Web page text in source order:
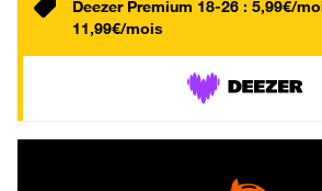
Deezer Premium 18-26 : 5,99€/
11,99€/mois